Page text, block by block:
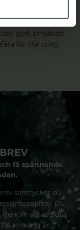
är en smakrik
god, smaksätt
för lite sting.
få spännande
samtycker du
Du
genom att avsluta
är